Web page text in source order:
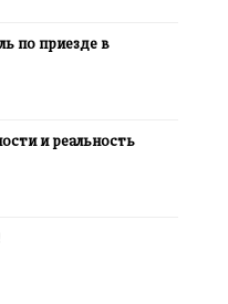
по приезде в
и реальность